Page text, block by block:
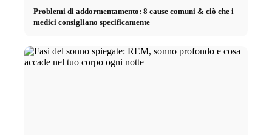
Problemi di addormentamento: 8 cause comuni & ciò che i
medici consigliano specificamente